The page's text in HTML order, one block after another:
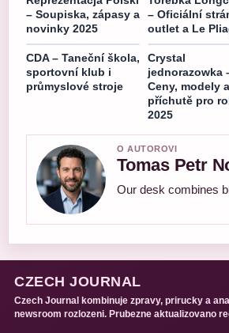
– Soupiska, zápasy a
novinky 2025
– Oficiální
outlet a Le
CDA – Taneční škola,
sportovní klub i
průmyslové stroje
Crystal
jednorazowka
Ceny, modely a
příchutě pro
2025
O AUTOROVI
Tomas Petr
Our desk combines
CZECH JOURNAL
Czech Journal kombinuje zpravy, prirucky a
newsroom rozlozeni. Prubezne aktualizovano